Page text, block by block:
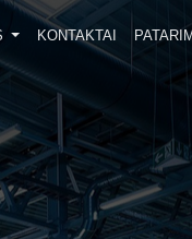
KONTAKTAI